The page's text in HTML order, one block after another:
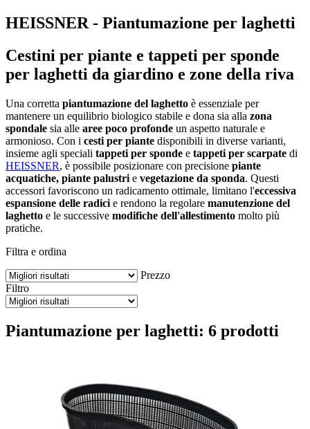
HEISSNER - Piantumazione per laghetti
Cestini per piante e tappeti per sponde
per laghetti da giardino e zone della riva
Una corretta piantumazione del laghetto è essenziale per
mantenere un equilibrio biologico stabile e dona sia alla zona
spondale sia alle aree poco profonde un aspetto naturale e
armonioso. Con i cesti per piante disponibili in diverse varianti,
insieme agli speciali tappeti per sponde e tappeti per scarpate di
HEISSNER, è possibile posizionare con precisione piante
acquatiche, piante palustri e vegetazione da sponda. Questi
accessori favoriscono un radicamento ottimale, limitano l'eccessiva
espansione delle radici e rendono la regolare manutenzione del
laghetto e le successive modifiche dell'allestimento molto più
pratiche.
Filtra e ordina
Prezzo
Filtro
Piantumazione per laghetti: 6 prodotti